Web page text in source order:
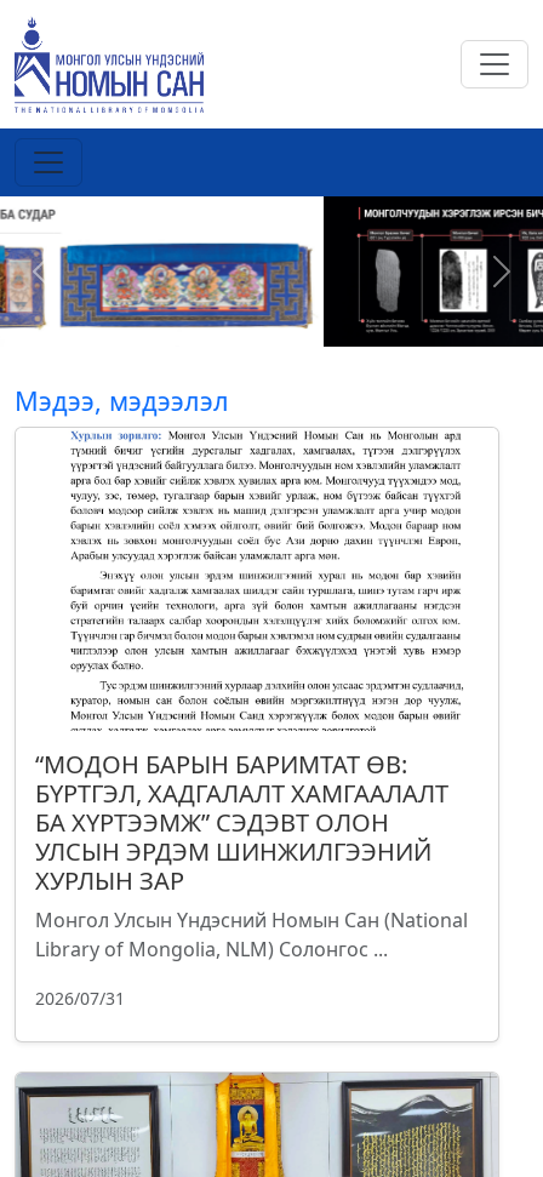
Previous Next
Мэдээ, мэдээлэл
“МОДОН БАРЫН БАРИМТАТ ӨВ:
БҮРТГЭЛ, ХАДГАЛАЛТ ХАМГААЛАЛТ
БА ХҮРТЭЭМЖ” СЭДЭВТ ОЛОН
УЛСЫН ЭРДЭМ ШИНЖИЛГЭЭНИЙ
ХУРЛЫН ЗАР
Монгол Улсын Үндэсний Номын Сан (National
Library of Mongolia, NLM) Солонгос ...
2026/07/31